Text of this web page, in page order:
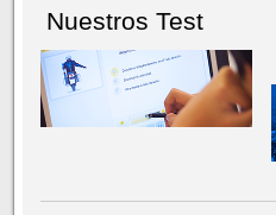
Nuestros Test